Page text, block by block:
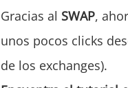
Gracias al SWAP,
unos pocos clicks
de los exchanges).